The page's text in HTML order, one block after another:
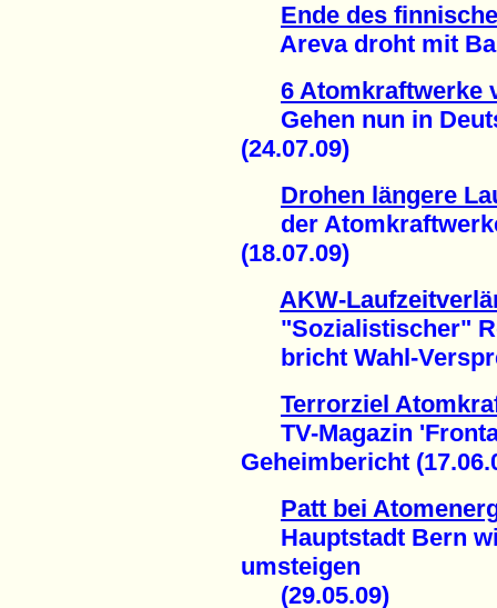
Ende des
Areva droht mit
6 Atomkraftwerke
Gehen nun in
(24.07.09)
Drohen längere
der
(18.07.09)
AKW-
"Sozialistischer"
bricht Wahl-
Terrorziel
TV-Magazin
Geheimbericht
Patt bei
Hauptstadt Bern
umsteigen
(29.05.09)